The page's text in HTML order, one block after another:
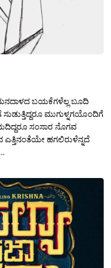
ಬಯಕೆಗಳೆಲ್ಲ ಬೂದಿ
ಮುಗುಳ್ನಗಯೊಂದಿಗೆ
ಸಂಸಾರ ನೊಗವ
ಎತ್ತಿನಂತೆಯೇ ಹಗಲಿರುಳೆನ್ನದೆ